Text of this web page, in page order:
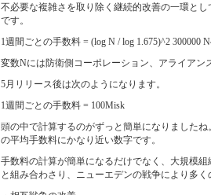
不必要な複雑さを取り除く継続的改善の一環と
です。
1週間ごとの手数料 = (log N / log 1.675)^2 300000
変数Nには防衛側コーポレーション、アライアン
5月リリース後は次のようになります。
1週間ごとの手数料 = 100Misk
頭の中で計算するのがずっと簡単になりました
の平均手数料にかなり近い数字です。
手数料の計算が簡単になるだけでなく、大規模
と組み合わさり、ニューエデンの戦争により多